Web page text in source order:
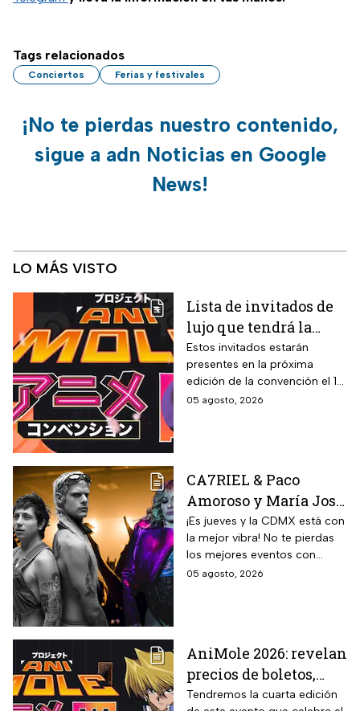
Tags relacionados
Conciertos Ferias y festivales
¡No te pierdas nuestro contenido,
sigue a adn Noticias en Google
News!
LO MÁS VISTO
Lista de invitados de
lujo que tendrá la
Animole 2026
Estos invitados estarán
presentes en la próxima
edición de la convención el 12
y 13 de septiembre
05 agosto, 2026
CA7RIEL & Paco
Amoroso y María José
prenden la CDMX este
jueves 6 de agosto;
sedes, horarios y
precios de boletos
¡Es jueves y la CDMX está con
la mejor vibra! No te pierdas
los mejores eventos con
artistas de primer nivel.
05 agosto, 2026
AniMole 2026: revelan
precios de boletos,
fechas y actividades
Tendremos la cuarta edición